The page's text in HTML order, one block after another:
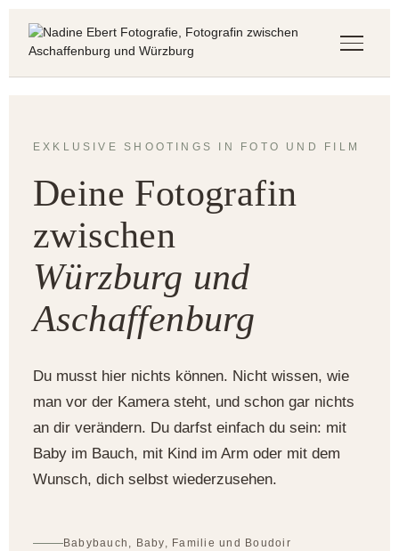
BABYBAUCHSHOOTING
FAMILIENSHOOTING
BOUDOIR-SHOOTING
BEWEGTE MOMENTE
Fotostudio
Blog
BOUDOIR-BLOG
Hochzeiten
EXKLUSIVE SHOOTINGS IN FOTO UND FILM
Deine Fotografin
zwischen
Würzburg und
Aschaffenburg
Du musst hier nichts können. Nicht wissen, wie
man vor der Kamera steht, und schon gar nichts
an dir verändern. Du darfst einfach du sein: mit
Baby im Bauch, mit Kind im Arm oder mit dem
Wunsch, dich selbst wiederzusehen.
Babybauch, Baby, Familie und Boudoir